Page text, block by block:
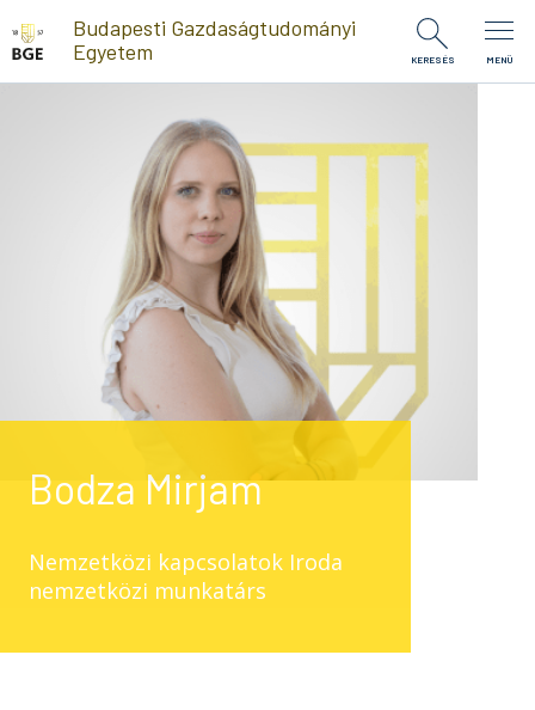
Ugrás a tartalomra
Budapesti Gazdaságtudományi
Egyetem
KERESÉS MENÜ
Bodza Mirjam
Nemzetközi kapcsolatok Iroda
nemzetközi munkatárs